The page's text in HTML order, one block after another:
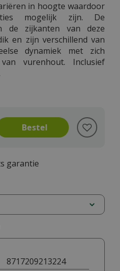
in hoogte waardoor
mogelijk zijn. De
de zijkanten van deze
en zijn verschillend van
dynamiek met zich
vurenhout. Inclusief
garantie
8717209213224